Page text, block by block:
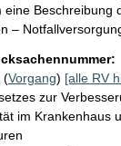
Beschreibung
–
(Vorgang) [alle RV
zur
im Krankenhaus